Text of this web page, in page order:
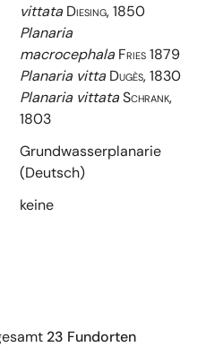
vittata Diesing, 1850
Planaria
macrocephala Fries 1879
Planaria vitta Dugès, 1830
Planaria vittataSchrank,
1803
Grundwasserplanarie
(Deutsch)
keine
23 Fundorten